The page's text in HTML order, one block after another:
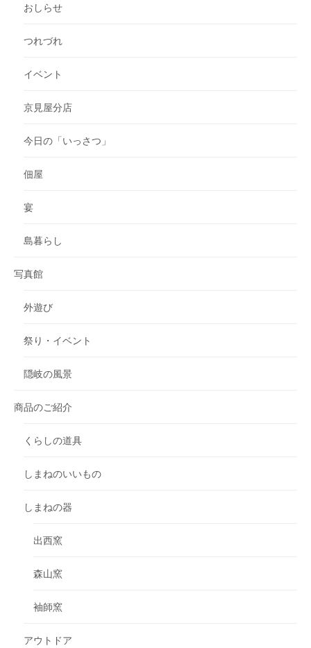
おしらせ
つれづれ
イベント
京見屋分店
今日の「いっさつ」
佃屋
宴
島暮らし
写真館
外遊び
祭り・イベント
隠岐の風景
商品のご紹介
くらしの道具
しまねのいいもの
しまねの器
出西窯
森山窯
袖師窯
アウトドア